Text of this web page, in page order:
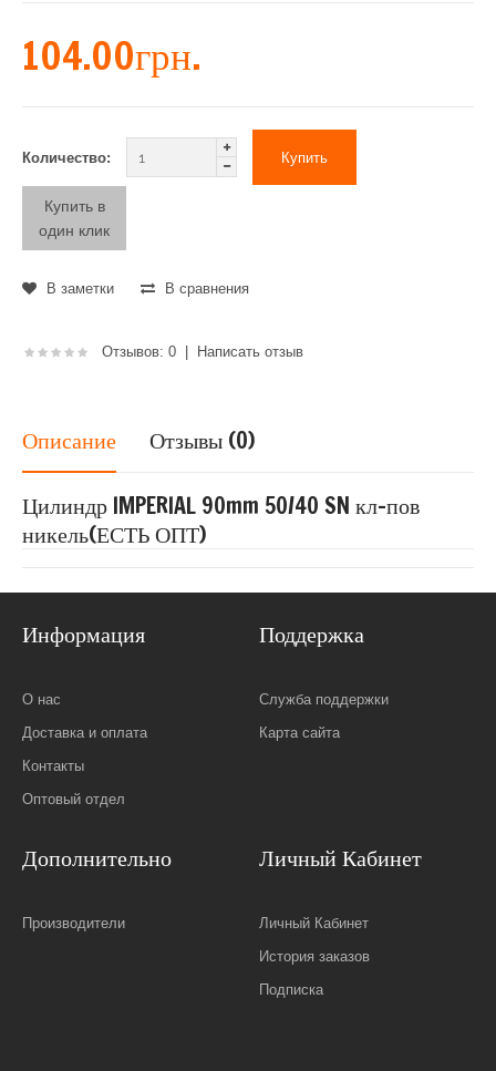
104.00грн.
Количество:
Купить в
один клик
В заметки В сравнения
Отзывов: 0 | Написать отзыв
Описание Отзывы (0)
Цилиндр IMPERIAL 90mm 50/40 SN кл-пов
никель(ЕСТЬ ОПТ)
Информация
О нас
Доставка и оплата
Контакты
Оптовый отдел
Поддержка
Служба поддержки
Карта сайта
Дополнительно
Производители
Личный Кабинет
Личный Кабинет
История заказов
Подписка